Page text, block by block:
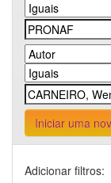
Iniciar uma
Adicionar filtros: